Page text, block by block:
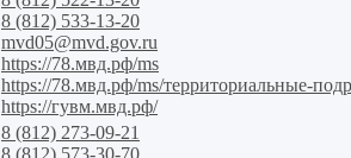
8 (812) 533-13-20
mvd05@mvd.gov.ru
https://78.мвд.рф/ms
https://78.мвд.рф/ms/территориальные-
https://гувм.мвд.рф/
8 (812) 273-09-21
8 (812) 573-30-70